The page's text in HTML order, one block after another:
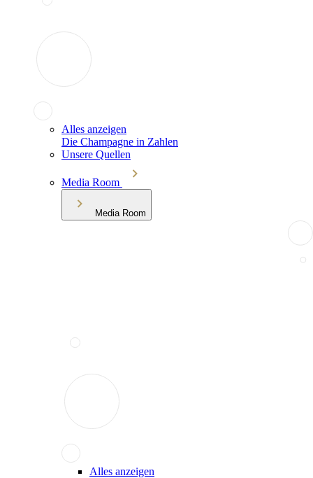
Alles anzeigen
Die Champagne in Zahlen
Unsere Quellen
Media Room
Media Room
Alles anzeigen